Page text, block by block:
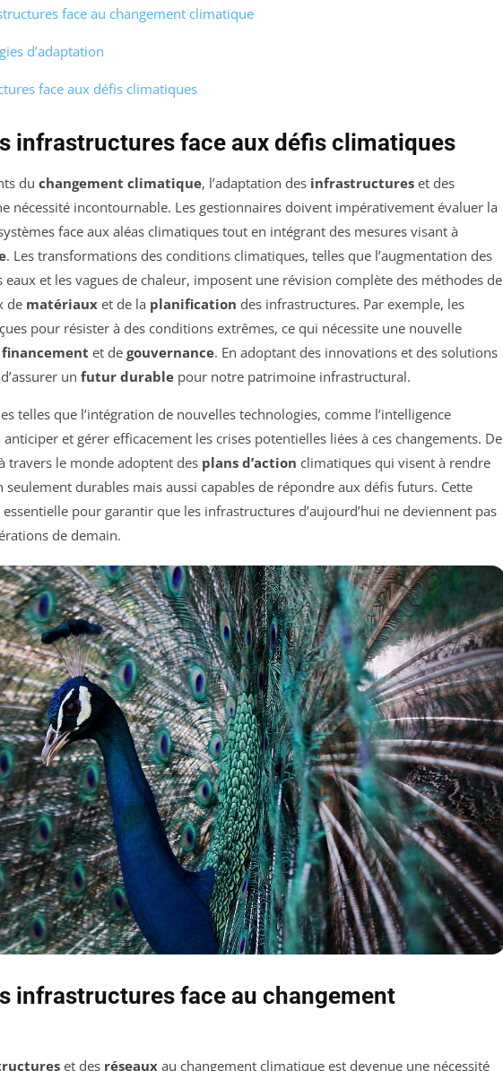
face au changement climatique
d’adaptation
face aux défis climatiques
infrastructures face aux défis climatiques
du changement climatique, l’adaptation des infrastructures et des
nécessité incontournable. Les gestionnaires doivent impérativement évaluer la
face aux aléas climatiques tout en intégrant des mesures visant à
. Les transformations des conditions climatiques, telles que l’augmentation des
et les vagues de chaleur, imposent une révision complète des méthodes de
de matériaux et de la planification des infrastructures. Par exemple, les
pour résister à des conditions extrêmes, ce qui nécessite une nouvelle
financement et de gouvernance. En adoptant des innovations et des solutions
un futur durable pour notre patrimoine infrastructural.
telles que l’intégration de nouvelles technologies, comme l’intelligence
et gérer efficacement les crises potentielles liées à ces changements. De
travers le monde adoptent des plans d’action climatiques qui visent à rendre
durables mais aussi capables de répondre aux défis futurs. Cette
pour garantir que les infrastructures d’aujourd’hui ne deviennent pas
de demain.
infrastructures face au changement
et des réseaux au changement climatique est devenue une nécessité